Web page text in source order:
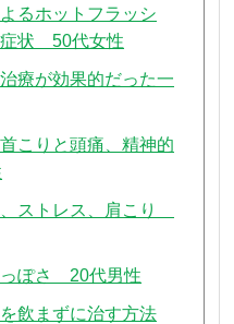
るホットフラッシ
症状 50代女性
療が効果的だった一
こりと頭痛、精神的
、ストレス、肩こり
っぽさ 20代男性
飲まずに治す方法